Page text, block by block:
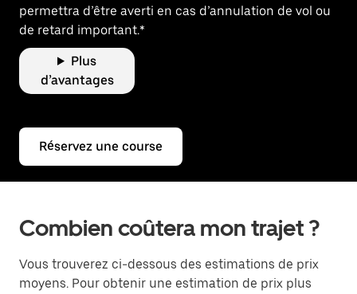
permettra d’être averti en cas d’annulation de vol ou
de retard important.*
Plus
d’avantages
Réservez une course
Combien coûtera mon trajet ?
Vous trouverez ci-dessous des estimations de prix
moyens. Pour obtenir une estimation de prix plus